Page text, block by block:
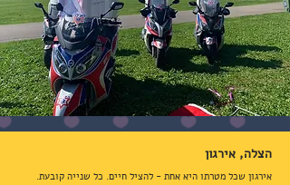
הצלה, אירגון
אירגון שכל מטרתו היא אחת - להציל חיים. כל שנייה קובעת.